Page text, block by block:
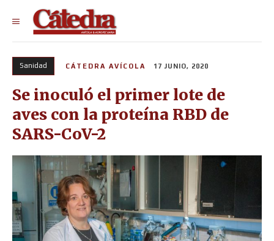
Sanidad CÁTEDRA AVÍCOLA 17 JUNIO, 2020
Se inoculó el primer lote de
aves con la proteína RBD de
SARS-CoV-2